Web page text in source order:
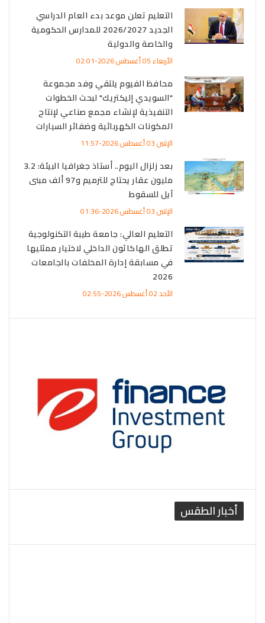
التعليم تعلن موعد بدء العام الدراسي
الجديد 2026/2027 للمدارس الحكومية
والخاصة والدولية
الأربعاء 05 أغسطس 2026-02:01
محافظ الفيوم يلتقي وفد مجموعة
"السويدي إليكتريك" لبحث الخطوات
التنفيذية لإنشاء مجمع صناعي لإنتاح
المكونات الكهربائية وضفائر السيارات
الإثنين 03 أغسطس 2026-11:57
بعد زلزال اليوم.. أستاذ جغرافيا البيئة: 3.2
مليون عقار يحتاج للترميم و97 ألف مبنى
آيل للسقوط
الإثنين 03 أغسطس 2026-01:36
التعليم العالي: جامعة طيبة التكنولوجية
تطلق الهاكاثون الداخلي لاختيار ممثليها
في مسابقة إدارة المخلفات بالجامعات
2026
الأحد 02 أغسطس 2026-02:55
أخبار الطقس